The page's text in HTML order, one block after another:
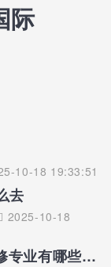
际
10-18 19:33:51
去
2025-10-18
湛江2023年初中生读汽车运用与维修专业有哪些学校